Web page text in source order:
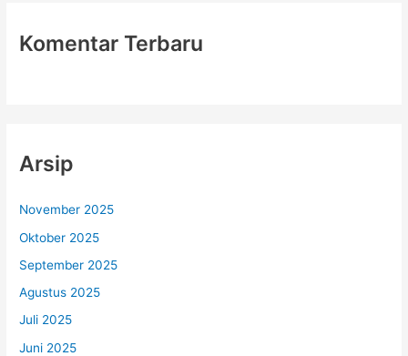
Komentar Terbaru
Arsip
November 2025
Oktober 2025
September 2025
Agustus 2025
Juli 2025
Juni 2025